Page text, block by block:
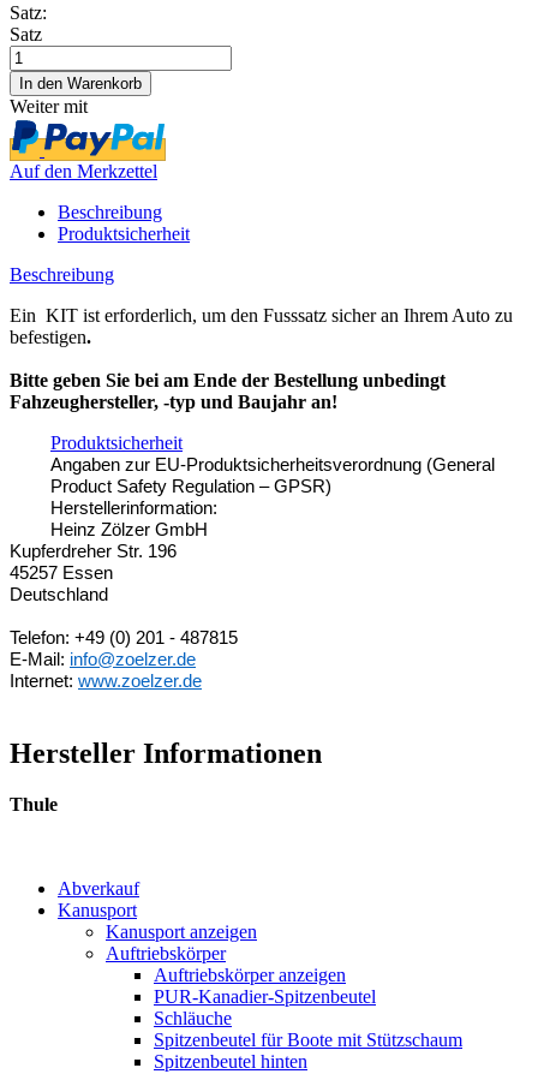
Satz:
Satz
Weiter mit
Auf den Merkzettel
Beschreibung
Produktsicherheit
Beschreibung
Ein KIT ist erforderlich, um den Fusssatz sicher an Ihrem Auto zu
befestigen.
Bitte geben Sie bei am Ende der Bestellung unbedingt
Fahzeughersteller, -typ und Baujahr an!
Produktsicherheit
Angaben zur EU-Produktsicherheitsverordnung (General
Product Safety Regulation – GPSR)
Herstellerinformation:
Heinz Zölzer GmbH
Kupferdreher Str. 196
45257 Essen
Deutschland
Telefon: +49 (0) 201 - 487815
E-Mail: info@zoelzer.de
Internet: www.zoelzer.de
Hersteller Informationen
Thule
Abverkauf
Kanusport
Kanusport anzeigen
Auftriebskörper
Auftriebskörper anzeigen
PUR-Kanadier-Spitzenbeutel
Schläuche
Spitzenbeutel für Boote mit Stützschaum
Spitzenbeutel hinten